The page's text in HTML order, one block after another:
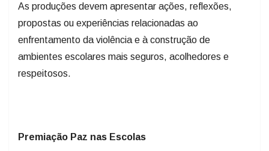
As produções devem apresentar ações, reflexões,
propostas ou experiências relacionadas ao
enfrentamento da violência e à construção de
ambientes escolares mais seguros, acolhedores e
respeitosos.
Premiação Paz nas Escolas